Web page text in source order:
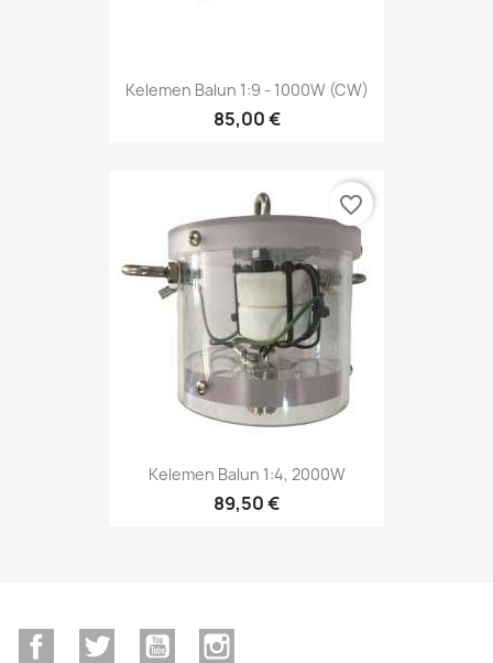
Kelemen Balun 1:9 - 1000W (CW)
85,00 €
Kelemen Balun 1:4, 2000W
89,50 €
favorite_border
FacebookTwitter YouTube